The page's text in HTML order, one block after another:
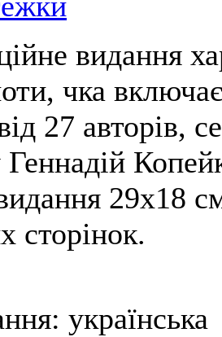
видання
чка
27 авторів,
Геннадій
29х18
сторінок.
українська